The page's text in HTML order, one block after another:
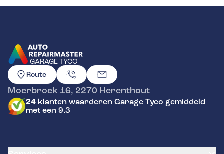
GARAGE TYCO
GA NAAR DE HOMEPAGINA
Route
Moerbroek 16, 2270 Herenthout
24 klanten waarderen Garage Tyco gemiddeld
met een 9.3